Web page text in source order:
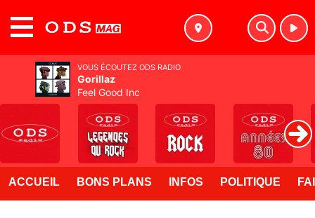
ACCUEIL BONS PLANS INFOS POLITIQUE
VOUS ÉCOUTEZ ODS RADIO
Gorillaz
Feel Good Inc